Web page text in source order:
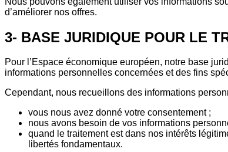
d’améliorer nos offres.
3- BASE JURIDIQUE POUR LE
Pour l’Espace économique européen, notre base
informations personnelles concernées et des fins
Cependant, nous recueillons des informations
vous nous avez donné votre consentement ;
nous avons besoin de vos informations
quand le traitement est dans nos intérêts
libertés fondamentaux.